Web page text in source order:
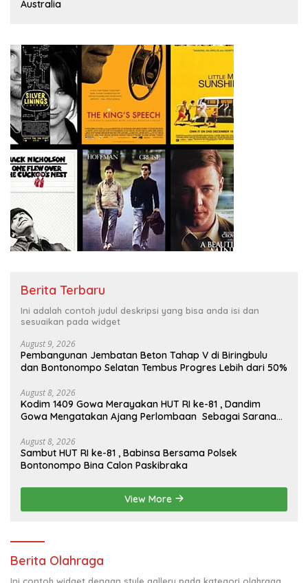
Australia
Berita Terbaru
Ini adalah contoh judul deskripsi yang bisa anda isi dan
sesuaikan pada widget
August 9, 2026
Pembangunan Jembatan Beton Tahap V di Biringbulu
dan Bontonompo Selatan Tembus Progres Lebih dari 50%
August 8, 2026
Kodim 1409 Gowa Merayakan HUT RI ke-81 , Dandim
Gowa Mengatakan Ajang Perlombaan Sebagai Sarana
August 8, 2026
Sambut HUT RI ke-81 , Babinsa Bersama Polsek
View More
Berita Olahraga
Ini contoh widget dengan style gallery pada kategori olahraga,